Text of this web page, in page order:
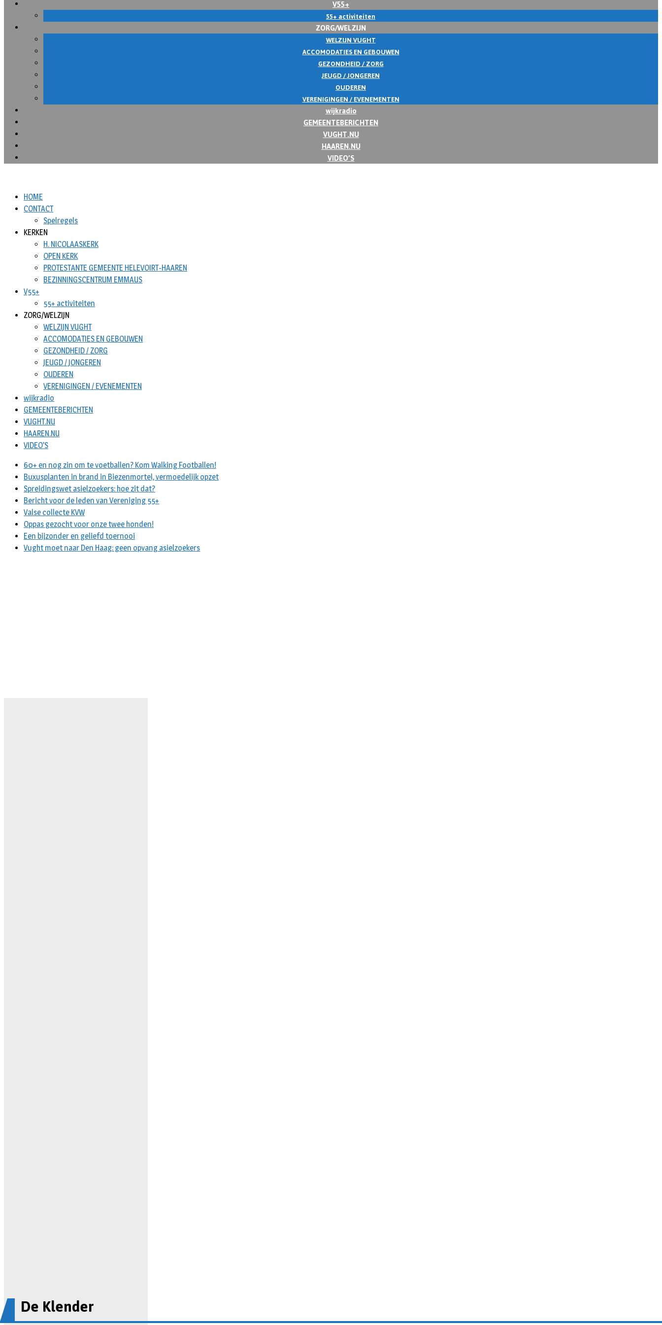
V55+
55+ activiteiten
ZORG/WELZIJN
WELZIJN VUGHT
ACCOMODATIES EN GEBOUWEN
GEZONDHEID / ZORG
JEUGD / JONGEREN
OUDEREN
VERENIGINGEN / EVENEMENTEN
wijkradio
GEMEENTEBERICHTEN
VUGHT.NU
HAAREN.NU
VIDEO’S
HOME
CONTACT
Spelregels
KERKEN
H. NICOLAASKERK
OPEN KERK
PROTESTANTE GEMEENTE HELEVOIRT-HAAREN
BEZINNINGSCENTRUM EMMAUS
V55+
55+ activiteiten
ZORG/WELZIJN
WELZIJN VUGHT
ACCOMODATIES EN GEBOUWEN
GEZONDHEID / ZORG
JEUGD / JONGEREN
OUDEREN
VERENIGINGEN / EVENEMENTEN
wijkradio
GEMEENTEBERICHTEN
VUGHT.NU
HAAREN.NU
VIDEO’S
60+ en nog zin om te voetballen? Kom Walking Footballen!
Buxusplanten in brand in Biezenmortel, vermoedelijk opzet
Spreidingswet asielzoekers: hoe zit dat?
Bericht voor de leden van Vereniging 55+
Valse collecte KVW
Oppas gezocht voor onze twee honden!
Een bijzonder en geliefd toernooi
Vught moet naar Den Haag: geen opvang asielzoekers
De Klender